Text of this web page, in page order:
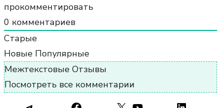
прокомментировать
0 комментариев
Старые
Новые Популярные
Межтекстовые Отзывы
Посмотреть все комментарии